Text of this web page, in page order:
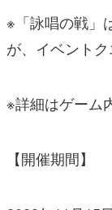
※「詠唱の戦」
が、イベントク
※詳細はゲーム
【開催期間】